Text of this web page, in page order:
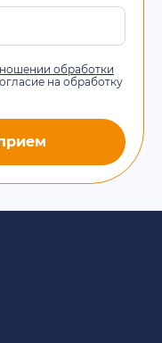
обработки
на обработку